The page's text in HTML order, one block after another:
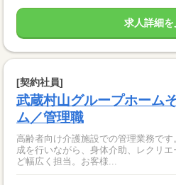
求人詳細を
[契約社員]
武蔵村山グループホーム
ム／管理職
高齢者向け介護施設での管理業務で
成を行いながら、身体介助、レクリ
ど幅広く担当。お客様...